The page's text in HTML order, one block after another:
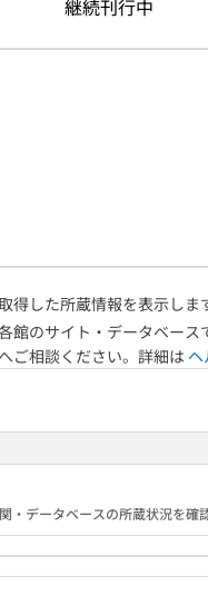
継続刊行中
した所蔵情報を表示しま
のサイト・データベー
ご相談ください。詳細は
データベースの所蔵状況を確